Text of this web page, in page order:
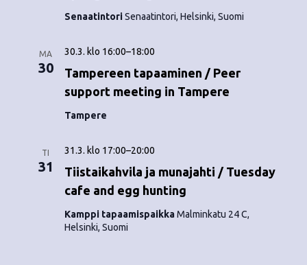
SenaatintoriSenaatintori, Helsinki, Suomi
MA
30
Tampereen tapaaminen / Peer
support meeting in Tampere
30.3. klo 16:00–18:00
Tampere
TI
31
Tiistaikahvila ja munajahti / Tuesday
cafe and egg hunting
31.3. klo 17:00–20:00
Kamppi tapaamispaikkaMalminkatu 24 C,
Helsinki, Suomi